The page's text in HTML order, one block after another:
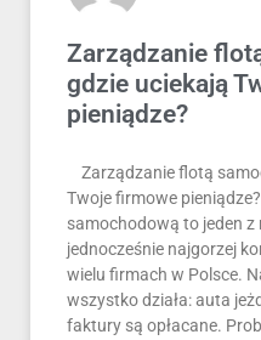
Zarządzanie
gdzie uciekają
pieniądze?
Zarządzanie flotą
Twoje firmowe
samochodową to jeden
jednocześnie najgorzej
wielu firmach w Polsce.
wszystko działa: auta
faktury są opłacane.